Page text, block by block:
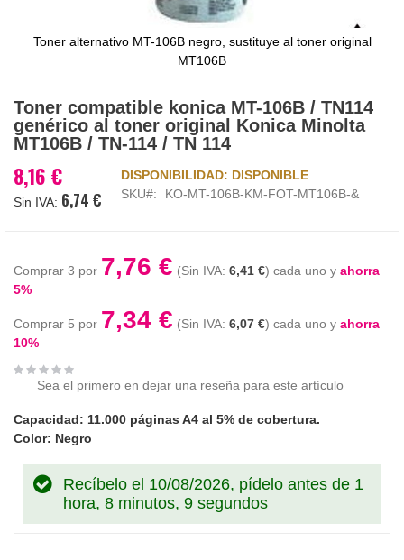
Toner alternativo MT-106B negro, sustituye al toner original
MT106B
al
comienzo
de
galería
de
Toner compatible konica MT-106B / TN114
genérico al toner original Konica Minolta
MT106B / TN-114 / TN 114
8,16 €
6,74 €
DISPONIBILIDAD: DISPONIBLE
SKU
KO-MT-106B-KM-FOT-MT106B-&
Comprar 3 por 7,76 € 6,41 € cada uno y ahorra
5%
Comprar 5 por 7,34 € 6,07 € cada uno y ahorra
10%
Sea el primero en dejar una reseña para este artículo
Capacidad: 11.000 páginas A4 al 5% de cobertura.
Color: Negro
Recíbelo el 10/08/2026, pídelo antes de 1
hora, 8 minutos, 9 segundos